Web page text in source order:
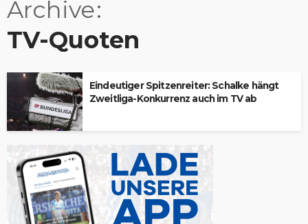
Archive
TV-Quoten
Eindeutiger Spitzenreiter: Schalke hängt
Zweitliga-Konkurrenz auch im TV ab